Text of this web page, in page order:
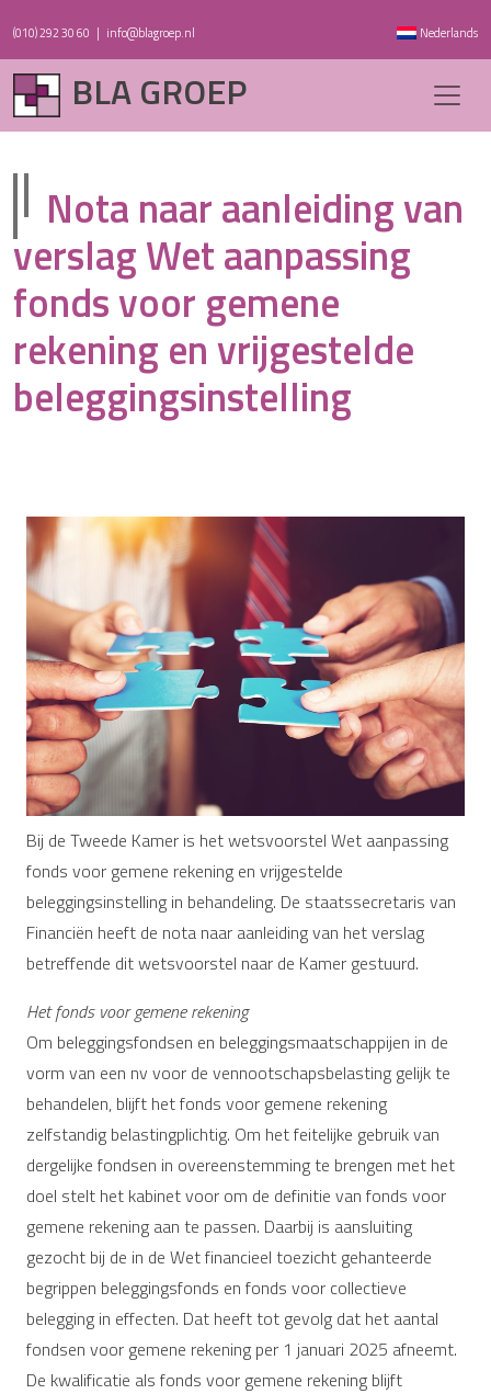
(010) 292 30 60 | info@blagroep.nl Nederlands
BLA GROEP
Nota naar aanleiding van
verslag Wet aanpassing
fonds voor gemene
rekening en vrijgestelde
beleggingsinstelling
Bij de Tweede Kamer is het wetsvoorstel Wet aanpassing
fonds voor gemene rekening en vrijgestelde
beleggingsinstelling in behandeling. De staatssecretaris van
Financiën heeft de nota naar aanleiding van het verslag
betreffende dit wetsvoorstel naar de Kamer gestuurd.
Het fonds voor gemene rekening
Om beleggingsfondsen en beleggingsmaatschappijen in de
vorm van een nv voor de vennootschapsbelasting gelijk te
behandelen, blijft het fonds voor gemene rekening
zelfstandig belastingplichtig. Om het feitelijke gebruik van
dergelijke fondsen in overeenstemming te brengen met het
doel stelt het kabinet voor om de definitie van fonds voor
gemene rekening aan te passen. Daarbij is aansluiting
gezocht bij de in de Wet financieel toezicht gehanteerde
begrippen beleggingsfonds en fonds voor collectieve
belegging in effecten. Dat heeft tot gevolg dat het aantal
fondsen voor gemene rekening per 1 januari 2025 afneemt.
De kwalificatie als fonds voor gemene rekening blijft